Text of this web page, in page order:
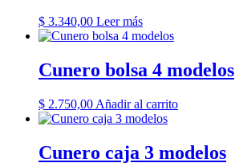
$ 3.340,00 Leer más
Cunero bolsa 4 modelos
$ 2.750,00 Añadir al carrito
Cunero caja 3 modelos